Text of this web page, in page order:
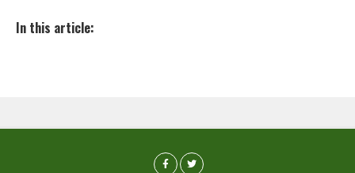
In this article: